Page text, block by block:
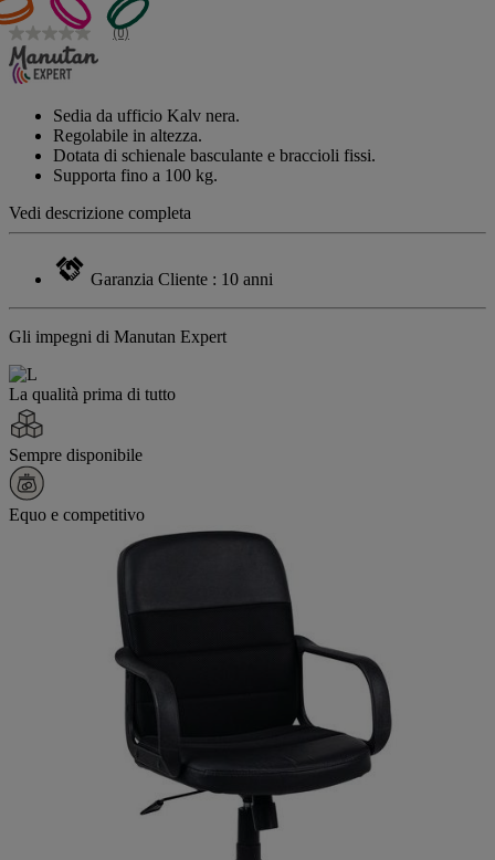
Nessuna
valutazione
Stesso
pagina.
(0)
Sedia da ufficio Kalv nera.
Regolabile in altezza.
Dotata di schienale basculante e braccioli fissi.
Supporta fino a 100 kg.
Vedi descrizione completa
Garanzia Cliente : 10 anni
Gli impegni di Manutan Expert
La qualità prima di tutto
Sempre disponibile
Equo e competitivo